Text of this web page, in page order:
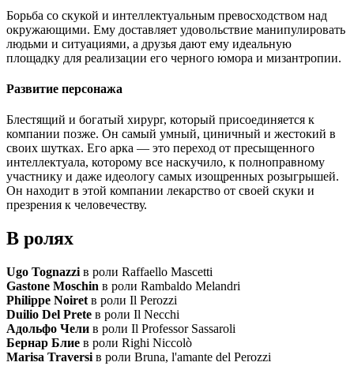
Борьба со скукой и интеллектуальным превосходством над
окружающими. Ему доставляет удовольствие манипулировать
людьми и ситуациями, а друзья дают ему идеальную
площадку для реализации его черного юмора и мизантропии.
Развитие персонажа
Блестящий и богатый хирург, который присоединяется к
компании позже. Он самый умный, циничный и жестокий в
своих шутках. Его арка — это переход от пресыщенного
интеллектуала, которому все наскучило, к полноправному
участнику и даже идеологу самых изощренных розыгрышей.
Он находит в этой компании лекарство от своей скуки и
презрения к человечеству.
В ролях
Ugo Tognazzi в роли Raffaello Mascetti
Gastone Moschin в роли Rambaldo Melandri
Philippe Noiret в роли Il Perozzi
Duilio Del Prete в роли Il Necchi
Адольфо Чели в роли Il Professor Sassaroli
Бернар Блие в роли Righi Niccolò
Marisa Traversi в роли Bruna, l'amante del Perozzi